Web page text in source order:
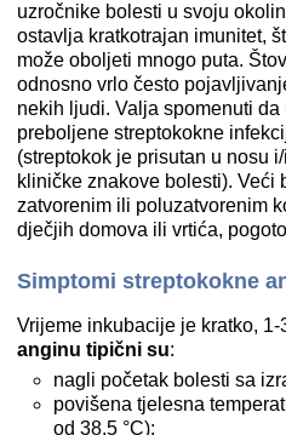
uzročnike bolesti u svoju
ostavlja kratkotrajan imunitet,
može oboljeti mnogo puta.
odnosno vrlo često
nekih ljudi. Valja spomenuti
preboljene streptokokne
(streptokok je prisutan u nosu
kliničke znakove bolesti). Veći
zatvorenim ili poluzatvorenim
dječjih domova ili vrtića,
Simptomi streptokokne
Vrijeme inkubacije je kratko, 1-
anginu tipični su:
nagli početak bolesti sa
povišena tjelesna
od 38,5 °C);